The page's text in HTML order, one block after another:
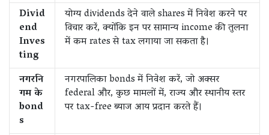
Divid
end
Inves
ting
योग्य dividends देने वाले shares में निवेश करने पर
विचार करें, क्योंकि इन पर सामान्य income की तुलना
में कम rates से tax लगाया जा सकता है।
नगरनि
गम के
bond
s
नगरपालिका bonds में निवेश करें, जो अक्सर
federal और, कुछ मामलों में, राज्य और स्थानीय स्तर
पर tax-free ब्याज आय प्रदान करते हैं।